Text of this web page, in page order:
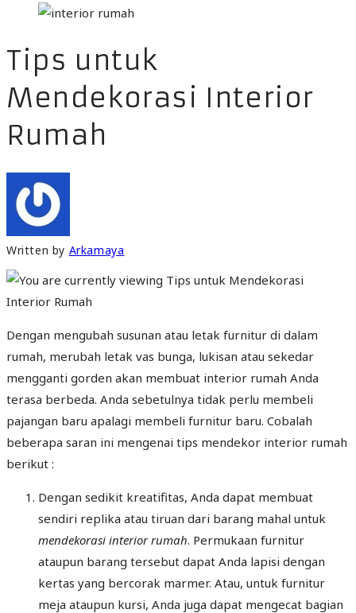
Tips untuk
Mendekorasi Interior
Rumah
Written by Arkamaya
Dengan mengubah susunan atau letak furnitur di dalam
rumah, merubah letak vas bunga, lukisan atau sekedar
mengganti gorden akan membuat interior rumah Anda
terasa berbeda. Anda sebetulnya tidak perlu membeli
pajangan baru apalagi membeli furnitur baru. Cobalah
beberapa saran ini mengenai tips mendekor interior rumah
berikut :
Dengan sedikit kreatifitas, Anda dapat membuat
sendiri replika atau tiruan dari barang mahal untuk
mendekorasi interior rumah. Permukaan furnitur
ataupun barang tersebut dapat Anda lapisi dengan
kertas yang bercorak marmer. Atau, untuk furnitur
meja ataupun kursi, Anda juga dapat mengecat bagian